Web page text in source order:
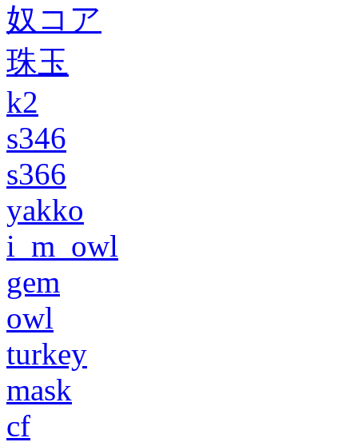
奴コア
珠玉
k2
s346
s366
yakko
i_m_owl
gem
owl
turkey
mask
cf